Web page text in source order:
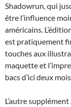
Shadowrun, qui
être l’influence
américains.
est pratiquement
touches aux
maquette et
bacs d’ici deux
L’autre